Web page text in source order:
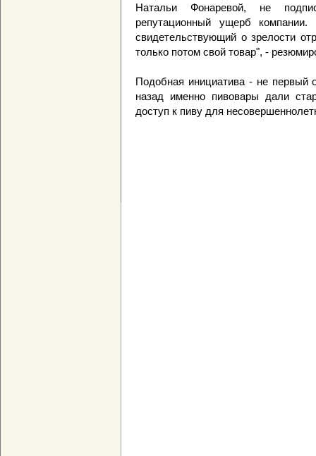
Натальи Фонаревой, не
репутационный ущерб
свидетельствующий о зрелости
только потом свой товар", -
Подобная инициатива - не первый
назад именно пивовары дали
доступ к пиву для